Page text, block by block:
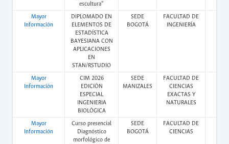
escultura”
Mayor
Información
DIPLOMADO EN
ELEMENTOS DE
ESTADÍSTICA
BAYESIANA CON
APLICACIONES
EN
STAN/RSTUDIO
SEDE
BOGOTÁ
FACULTAD DE
INGENIERÍA
Mayor
Información
CIM 2026
EDICIÓN
ESPECIAL
INGENIERIA
BIOLÓGICA
SEDE
MANIZALES
FACULTAD DE
CIENCIAS
EXACTAS Y
NATURALES
Mayor
Información
Curso presencial
Diagnóstico
morfológico de
SEDE
BOGOTÁ
FACULTAD DE
CIENCIAS